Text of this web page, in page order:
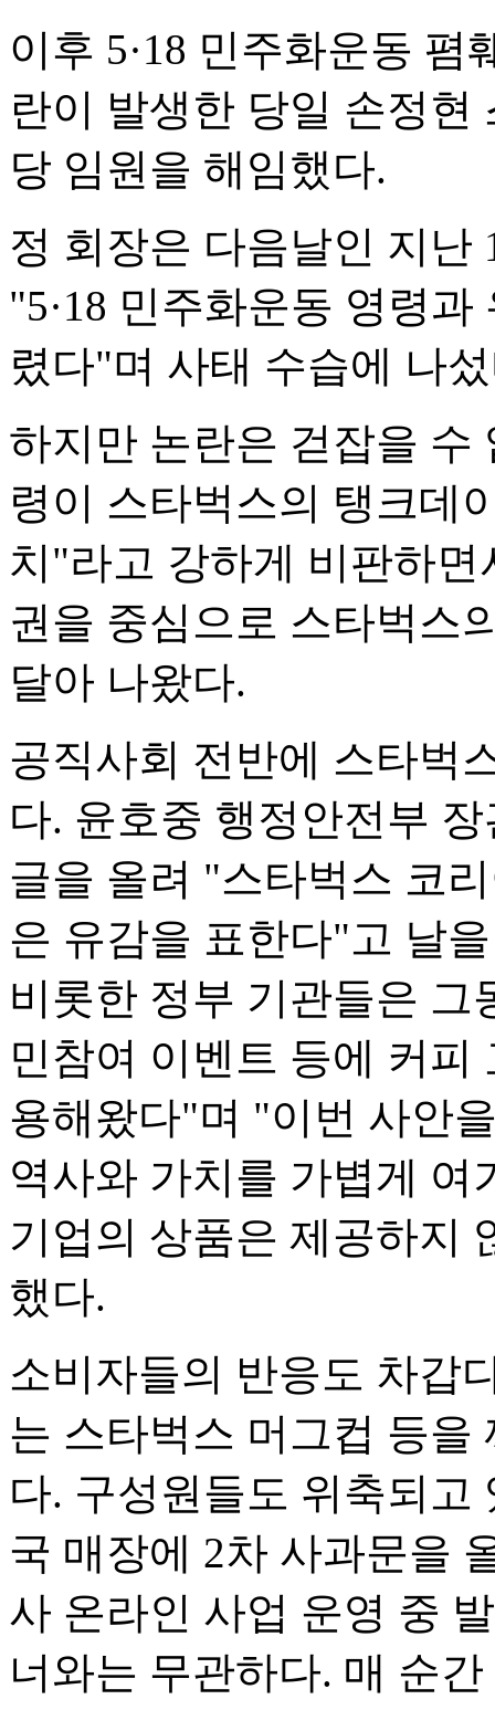
이후 5·18 민주화운동
란이 발생한 당일 손정
당 임원을 해임했다.
정 회장은 다음날인 지난
"5·18 민주화운동 영령
렸다"며 사태 수습에 나
하지만 논란은 걷잡을 수
령이 스타벅스의 탱크데
치"라고 강하게 비판하
권을 중심으로 스타벅스
달아 나왔다.
공직사회 전반에 스타벅
다. 윤호중 행정안전부
글을 올려 "스타벅스 코
은 유감을 표한다"고 날
비롯한 정부 기관들은 그
민참여 이벤트 등에 커피
용해왔다"며 "이번 사안
역사와 가치를 가볍게 여
기업의 상품은 제공하지
했다.
소비자들의 반응도 차갑
는 스타벅스 머그컵 등을
다. 구성원들도 위축되고
국 매장에 2차 사과문을
사 온라인 사업 운영 중
너와는 무관하다. 매 순